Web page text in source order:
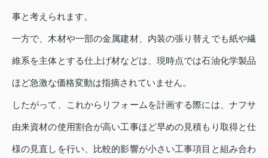
事と考えられます。
一方で、木材や一部の金属建材、内装の張り替えでも紙や繊
維系を主体とする仕上げ材などは、現時点では石油化学製品
ほど急激な価格変動は指摘されていません。
したがって、これからリフォームを計画する際には、ナフサ
由来資材の使用割合が高い工事ほど早めの見積もり取得と仕
様の見直しを行い、比較的影響が小さい工事項目と組み合わ